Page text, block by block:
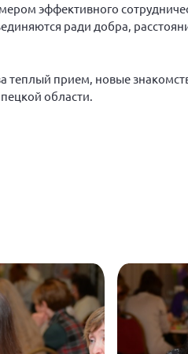
эффективного
ради добра,
теплый прием, новые
области.